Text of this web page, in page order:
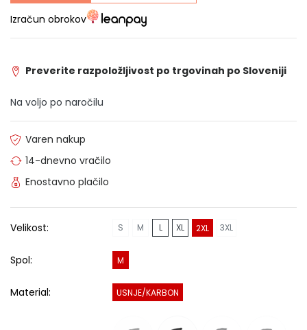
Izračun obrokov
Preverite razpoložljivost po trgovinah po Sloveniji
Na voljo po naročilu
Varen nakup
14-dnevno vračilo
Enostavno plačilo
Velikost: S M L XL 2XL 3XL
Spol: M
Material: USNJE/KARBON